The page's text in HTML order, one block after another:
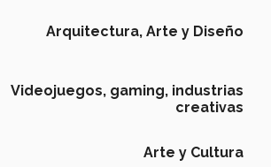
Arquitectura, Arte y Diseño
Videojuegos, gaming, industrias
creativas
Arte y Cultura